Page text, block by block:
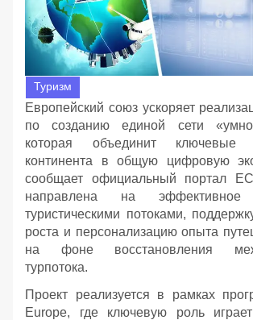
Туризм
Европейский союз ускоряет
по созданию единой сети
которая объединит ключевые
континента в общую цифровую
сообщает официальный портал
направлена на эффективное
туристическими потоками,
роста и персонализацию опыта
на фоне восстановления
турпотока.
Проект реализуется в рамках
Europe, где ключевую роль играет